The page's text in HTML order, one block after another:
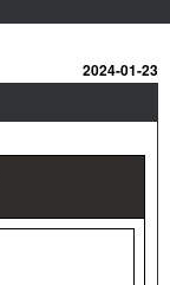
2024-01-23